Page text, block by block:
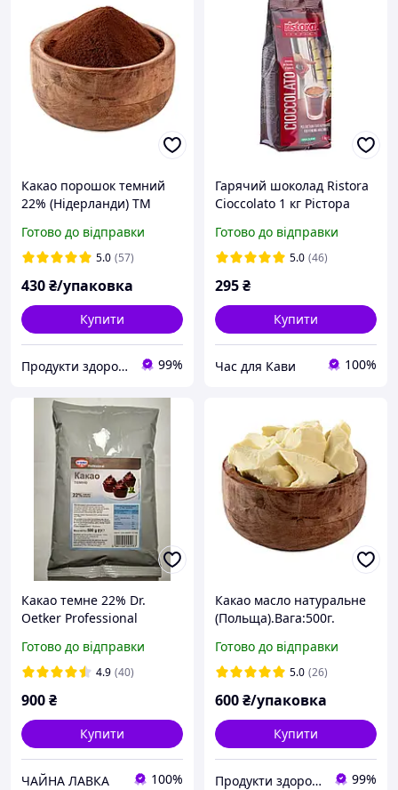
Какао порошок темний
22% (Нідерланди) ТМ
Готово до відправки
5.0 (57)
430₴/упаковка
Купити
Продукти здорового харчування від компанії "Pischevik". 99%
Гарячий шоколад Ristora
Cioccolato 1 кг Рістора
кавомашин
Готово до відправки
5.0 (46)
295₴
Купити
Час для Кави 100%
Какао темне 22% Dr.
Oetker Professional
Готово до відправки
4.9 (40)
900₴
Купити
ЧАЙНА ЛАВКА 100%
Какао масло натуральне
(Польща).Вага:500г.
Готово до відправки
5.0 (26)
600₴/упаковка
Купити
Продукти здорового харчування від компанії "Pischevik". 99%